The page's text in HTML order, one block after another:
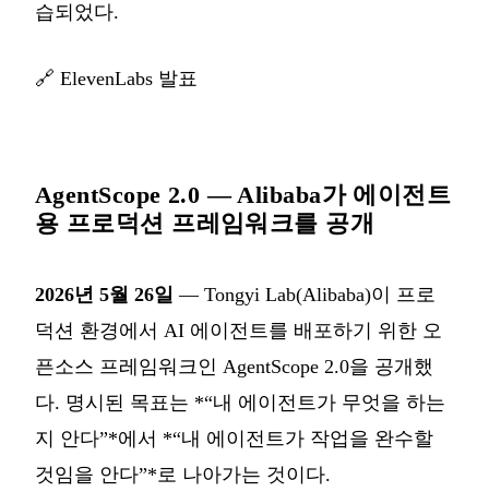
습되었다.
🔗 ElevenLabs 발표
AgentScope 2.0 — Alibaba가 에이전트
용 프로덕션 프레임워크를 공개
2026년 5월 26일 — Tongyi Lab(Alibaba)이 프로
덕션 환경에서 AI 에이전트를 배포하기 위한 오
픈소스 프레임워크인 AgentScope 2.0을 공개했
다. 명시된 목표는 *“내 에이전트가 무엇을 하는
지 안다”*에서 *“내 에이전트가 작업을 완수할
것임을 안다”*로 나아가는 것이다.